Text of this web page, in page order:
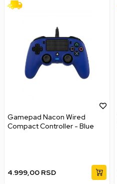
Gamepad Nacon Wired
Compact Controller - Blue
4.999,00 RSD